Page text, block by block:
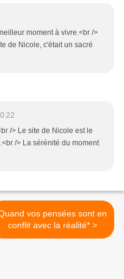
moment à vivre.<br />
de Nicole, c'était un sacré
/> Le site de Nicole est le
/> La sérénité du moment
vos pensées sont en
conflit avec la réalité* >